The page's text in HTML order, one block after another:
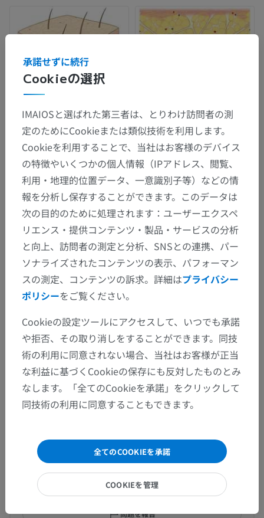
解剖学的階層
人体解剖学2
人体 > 統合系> 外皮 > 皮下組織
皮下疎性結合組織
下位構造：
この解剖学的部位には下位構造がありま
せん
人体解剖学1
翻訳
間違いを発見しましたか？
修正や翻訳、内容の改善の提案がありましたらどう
ぞお知らせください。
問題を報告
Cookieの選択
承諾せずに続行
IMAIOSと選ばれた第三者は、とりわけ訪問者の測
定のためにCookieまたは類似技術を利用します。
Cookieを利用することで、当社はお客様のデバイス
の特徴やいくつかの個人情報（IPアドレス、閲覧、
利用・地理的位置データ、一意識別子等）などの情
報を分析し保存することができます。このデータは
次の目的のために処理されます：ユーザーエクスペ
リエンス・提供コンテンツ・製品・サービスの分析
と向上、訪問者の測定と分析、SNSとの連携、パー
ソナライズされたコンテンツの表示、パフォーマン
スの測定、コンテンツの訴求。詳細はプライバシー
ポリシーをご覧ください。
Cookieの設定ツールにアクセスして、いつでも承諾
や拒否、その取り消しをすることができます。同技
術の利用に同意されない場合、当社はお客様が正当
な利益に基づくCookieの保存にも反対したものとみ
なします。「全てのCookieを承諾」をクリックして
同技術の利用に同意することもできます。
全てのCOOKIEを承諾
COOKIEを管理